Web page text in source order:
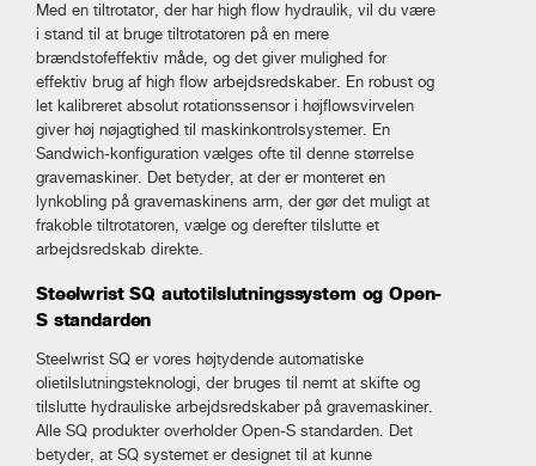
Med en tiltrotator, der har high flow hydraulik, vil du være
i stand til at bruge tiltrotatoren på en mere
brændstofeffektiv måde, og det giver mulighed for
effektiv brug af high flow arbejdsredskaber. En robust og
let kalibreret absolut rotationssensor i højflowsvirvelen
giver høj nøjagtighed til maskinkontrolsystemer. En
Sandwich-konfiguration vælges ofte til denne størrelse
gravemaskiner. Det betyder, at der er monteret en
lynkobling på gravemaskinens arm, der gør det muligt at
frakoble tiltrotatoren, vælge og derefter tilslutte et
arbejdsredskab direkte.
Steelwrist SQ autotilslutningssystem og Open-
S standarden
Steelwrist SQ er vores højtydende automatiske
olietilslutningsteknologi, der bruges til nemt at skifte og
tilslutte hydrauliske arbejdsredskaber på gravemaskiner.
Alle SQ produkter overholder Open-S standarden. Det
betyder, at SQ systemet er designet til at kunne